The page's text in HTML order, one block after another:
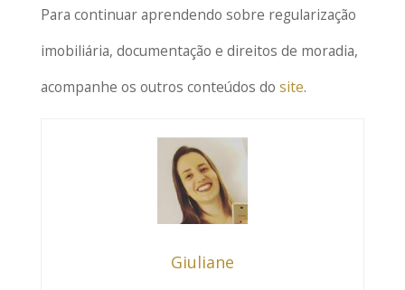
Para continuar aprendendo sobre regularização
imobiliária, documentação e direitos de moradia,
acompanhe os outros conteúdos do site.
Giuliane